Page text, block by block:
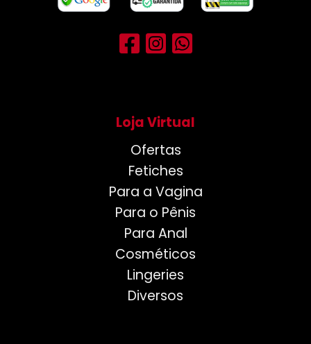
Loja Virtual
Ofertas
Fetiches
Para a Vagina
Para o Pênis
Para Anal
Cosméticos
Lingeries
Diversos